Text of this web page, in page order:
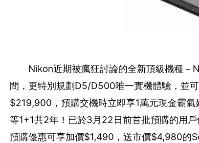
Nikon近期被瘋狂討論的全新頂級機種－
間，更特別規劃D5/D500唯一實機體驗，並
$219,900，預購交機時立即享1萬元現金霸
等1+1共2年！已於3月22日前首批預購的用
預購優惠可享加價$1,490，送市價$4,980的